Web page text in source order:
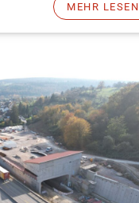
MEHR LESEN